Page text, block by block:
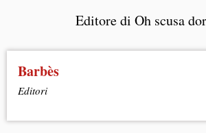
Editore di Oh scusa
Barbès
Editori